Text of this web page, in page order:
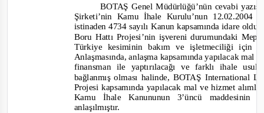
BOTAŞ Genel Müdürlüğü’nün cevabi
Şirketi’nin Kamu İhale Kurulu’nun 12.02.2004
istinaden 4734 sayılı Kanun kapsamında idare
Boru Hattı Projesi’nin işvereni durumundaki
Türkiye kesiminin bakım ve işletmeciliği için
Anlaşmasında, anlaşma kapsamında yapılacak
finansman ile yaptırılacağı ve farklı ihale usul
bağlanmış olması halinde, BOTAŞ
Projesi kapsamında yapılacak mal ve hizmet
Kamu İhale Kanununun 3’üncü
anlaşılmıştır.